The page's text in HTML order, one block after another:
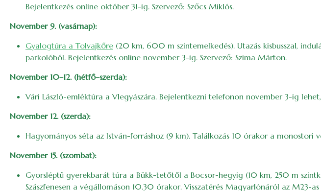
Bejelentkezés online október 31-ig. Szervező: Szőcs Miklós.
November 9. (vasárnap):
Gyalogtúra a Tolvajkőre (20 km, 600 m szintemelkedés). Utazás kisbusszal,
parkolóból. Bejelentkezés online november 3-ig. Szervező: Szima Márton.
November 10–12. (hétfő–szerda):
Vári László-emléktúra a Vlegyászára. Bejelentkezni telefonon november 3-ig lehet,
November 12. (szerda):
Hagyományos séta az István-forráshoz (9 km). Találkozás 10 órakor a monostori
November 15. (szombat):
Gyorsléptű gyerekbarát túra a Bükk-tetőtől a Bocsor-hegyig (10 km, 250 m
Szászfenesen a végállomáson 10.30 órakor. Visszatérés Magyarlónáról az M23-as